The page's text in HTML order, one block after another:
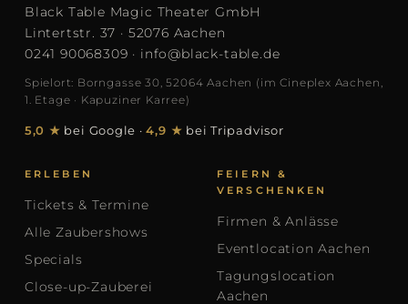
Black Table Magic Theater GmbH
Lintertstr. 37 · 52076 Aachen
0241 90068309 · info@black-table.de
Spielort: Borngasse 30, 52064 Aachen (im Cineplex Aachen,
1. Etage · Kapuziner Karree)
5,0 ★ bei Google ·4,9 ★ bei Tripadvisor
ERLEBEN
Tickets & Termine
Alle Zaubershows
Specials
Close-up-Zauberei
FEIERN &
VERSCHENKEN
Firmen & Anlässe
Eventlocation Aachen
Tagungslocation
Aachen